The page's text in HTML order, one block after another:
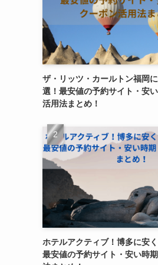
ザ・リッツ・カールトン福岡
選！最安値の予約サイト・安
活用法まとめ！
ホテルアクティブ！博多に安
最安値の予約サイト・安い時